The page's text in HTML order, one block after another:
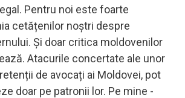
Pentru noi este foarte
cetățenilor noștri despre
Și doar critica moldovenilor
Atacurile concertate ale unor
de avocați ai Moldovei, pot
doar pe patronii lor. Pe mine -